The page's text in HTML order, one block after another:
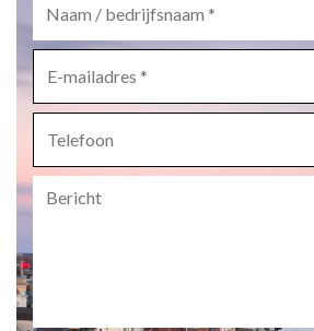
mailadres *